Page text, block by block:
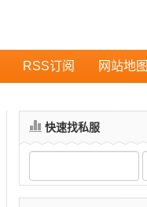
RSS订阅 网站地图
快速找私服